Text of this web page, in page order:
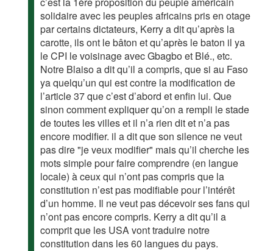
solidaire avec les peuples africains pris en otage
par certains dictateurs, Kerry a dit qu’après la
carotte, ils ont le bâton et qu’après le baton il ya
le CPI le voisinage avec Gbagbo et Blé., etc.
Notre Blaiso a dit qu’il a compris, que si au Faso
ya quelqu’un qui est contre la modification de
l’article 37 que c’est d’abord et enfin lui. Que
sinon comment expliquer qu’on a rempli le stade
de toutes les villes et il n’a rien dit et n’a pas
encore modifier. il a dit que son silence ne veut
pas dire "je veux modifier" mais qu’il cherche les
mots simple pour faire comprendre (en langue
locale) à ceux qui n’ont pas compris que la
constitution n’est pas modifiable pour l’intérêt
d’un homme. Il ne veut pas décevoir ses fans qui
n’ont pas encore compris. Kerry a dit qu’il a
comprit que les USA vont traduire notre
constitution dans les 60 langues du pays.